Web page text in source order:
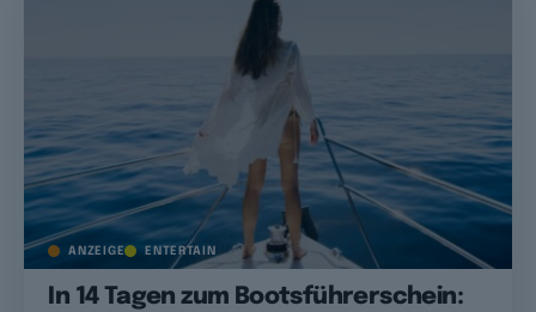
ANZEIGE ENTERTAIN
In 14 Tagen zum Bootsführerschein: